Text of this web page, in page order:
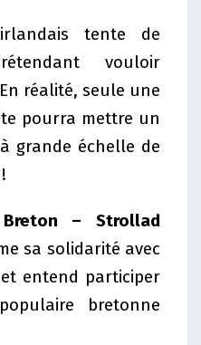
tente de
vouloir
réalité, seule une
pourra mettre un
grande échelle de
– Strollad
sa solidarité avec
entend participer
bretonne